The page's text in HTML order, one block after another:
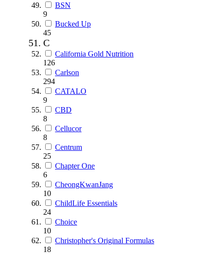
BSN
9
Bucked Up
45
C
California Gold Nutrition
126
Carlson
294
CATALO
9
CBD
8
Cellucor
8
Centrum
25
Chapter One
6
CheongKwanJang
10
ChildLife Essentials
24
Choice
10
Christopher's Original Formulas
18